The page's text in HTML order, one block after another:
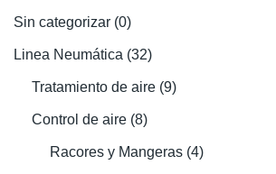
Sin categorizar (0)
Linea Neumática (32)
Tratamiento de aire (9)
Control de aire (8)
Racores y Mangeras (4)